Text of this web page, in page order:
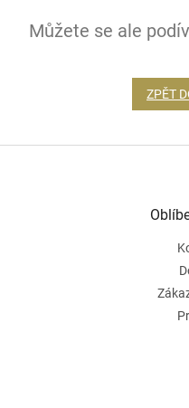
Můžete se ale
ZPĚT